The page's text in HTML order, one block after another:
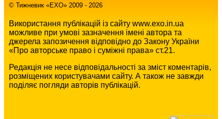
© Тижневик «EХO» 2009 - 2026
Використання публікацій із сайту www.exo.in.ua
можливе при умові зазначення імені автора та
джерела запозичення відповідно до Закону України
«Про авторське право і суміжні права» ст.21.
Редакція не несе відповідальності за зміст коментарів,
розміщених користувачами сайту. А також не завжди
поділяє погляди авторів публікацій.